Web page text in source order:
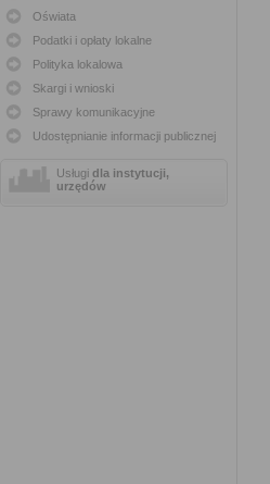
Oświata
Podatki i opłaty lokalne
Polityka lokalowa
Skargi i wnioski
Sprawy komunikacyjne
Udostępnianie informacji publicznej
Usługi dla instytucji,
urzędów